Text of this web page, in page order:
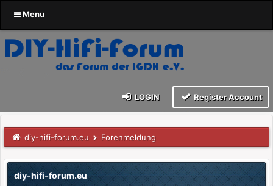
Menu
LOGIN Register Account
diy-hifi-forum.eu Forenmeldung
diy-hifi-forum.eu